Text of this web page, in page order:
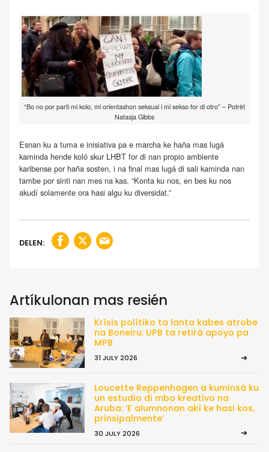
“Bo no por parti mi kolo, mi orientashon seksual i mi sekso for di otro” – Potrèt
Natasja Gibbs
Esnan ku a tuma e inisiativa pa e marcha ke haña mas lugá
kaminda hende koló skur LHBT for di nan propio ambiente
karibense por haña sosten, i na final mas lugá di sali kaminda nan
tambe por sinti nan mes na kas. “Konta ku nos, en bes ku nos
akudí solamente ora hasi algu ku diversidat.”
DELEN:
Artíkulonan mas resién
Krísis polítiko ta lanta kabes atrobe
na Boneiru: UPB ta retirá apoyo pa
MPB
31 JULY 2026
Loucette Reppenhagen a kuminsá ku
un estudio di mbo kreativo na
Aruba: ‘E alumnonan akí ke hasi kos,
prinsipalmente’
30 JULY 2026